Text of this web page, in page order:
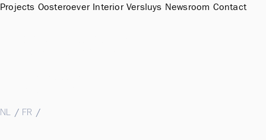
Projects Oosteroever Interior Versluys Newsroom Contact
NL / FR /